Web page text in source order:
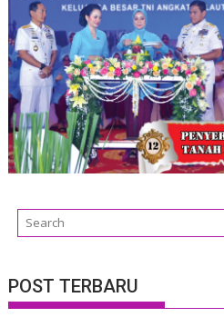
POST TERBARU